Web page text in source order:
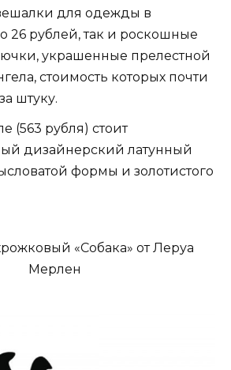
для одежды в
26 рублей, так и роскошные
украшенные прелестной
стоимость которых почти
штуку.
(563 рубля) стоит
дизайнерский латунный
формы и золотистого
«Собака» от Леруа
Мерлен